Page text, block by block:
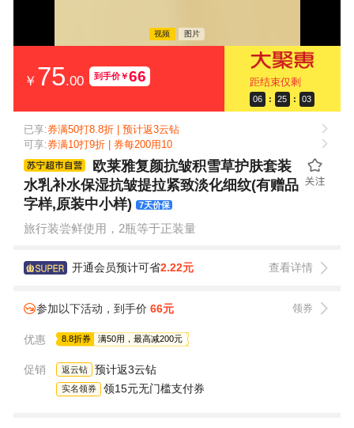
00:00:00 / 00:00:00
视频 图片
￥ 75.00 到手价￥66 距结束仅剩
06 : 25 : 03
已享:券满50打8.8折 | 预计返3云钻
可享:券满10打9折 | 券每200用10
欧莱雅复颜抗皱积雪草护肤套装
水乳补水保湿抗皱提拉紧致淡化细纹(有赠品
字样,原装中小样) 7天价保
旅行装尝鲜使用，2瓶等于正装量
开通会员预计可省2.22元 查看详情
参加以下活动，到手价66元 领券
优惠 8.8折券 满50用，最高减200元
促销 返云钻 预计返3云钻
实名领券 领15元无门槛支付券